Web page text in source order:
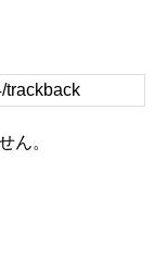
ん。